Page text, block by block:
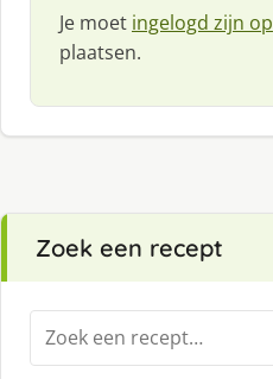
Je moet ingelogd zijn op
plaatsen.
Zoek een recept
Zoeken
naar: